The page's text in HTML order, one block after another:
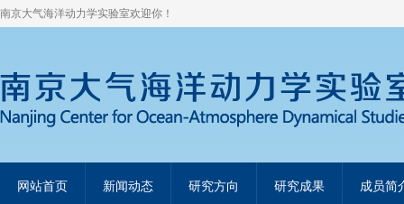
南京大气海洋动力学实验室欢迎你！
网站首页 新闻动态 研究方向 研究成果 成员简